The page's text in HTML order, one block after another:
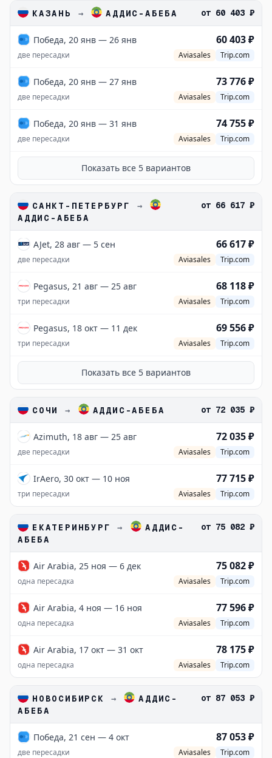
КАЗАНЬ → АДДИС-АБЕБА от 60 403 ₽
Победа, 20 янв — 26 янв 60 403 ₽
две пересадки Aviasales Trip.com
Победа, 20 янв — 27 янв 73 776 ₽
две пересадки Aviasales Trip.com
Победа, 20 янв — 31 янв 74 755 ₽
две пересадки Aviasales Trip.com
Показать все 5 вариантов
САНКТ-ПЕТЕРБУРГ
→
АДДИС-АБЕБА
от 66 617 ₽
AJet, 28 авг — 5 сен 66 617 ₽
две пересадки Aviasales Trip.com
Pegasus, 21 авг — 25 авг 68 118 ₽
три пересадки Aviasales Trip.com
Pegasus, 18 окт — 11 дек 69 556 ₽
три пересадки Aviasales Trip.com
Показать все 5 вариантов
СОЧИ → АДДИС-АБЕБА от 72 035 ₽
Azimuth, 18 авг — 25 авг 72 035 ₽
две пересадки Aviasales Trip.com
IrAero, 30 окт — 10 ноя 77 715 ₽
три пересадки Aviasales Trip.com
ЕКАТЕРИНБУРГ →
АДДИС-
АБЕБА
от 75 082 ₽
Air Arabia, 25 ноя — 6 дек 75 082 ₽
одна пересадка Aviasales Trip.com
Air Arabia, 4 ноя — 16 ноя 77 596 ₽
одна пересадка Aviasales Trip.com
Air Arabia, 17 окт — 31 окт 78 175 ₽
одна пересадка Aviasales Trip.com
НОВОСИБИРСК →
АДДИС-
АБЕБА
от 87 053 ₽
Победа, 21 сен — 4 окт 87 053 ₽
две пересадки Aviasales Trip.com